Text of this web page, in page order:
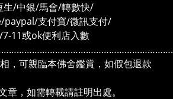
生/中銀/馬會/轉數快/
支付寶/微訊支付/
ok便利店入數
，可親臨本佛舍鑑賞，如假包退款
章，如需轉載請註明出處。